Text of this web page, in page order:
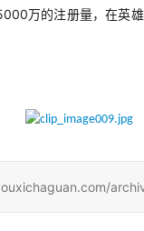
万的注册量，在英